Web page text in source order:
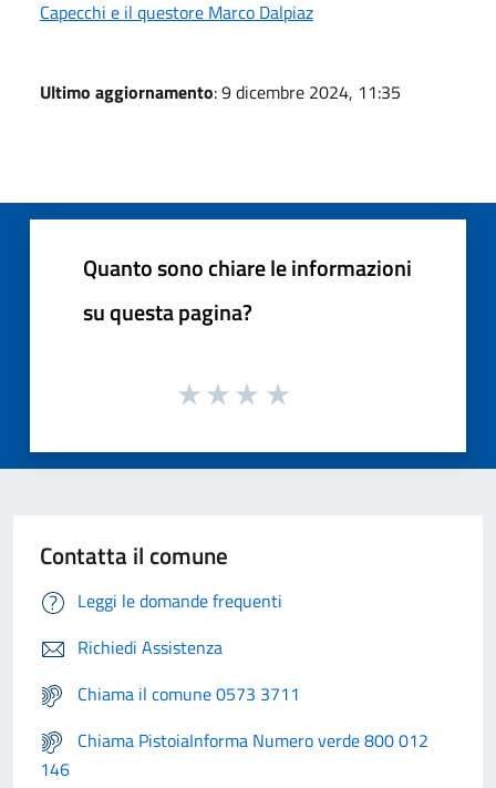
Capecchi e il questore Marco Dalpiaz
Ultimo aggiornamento: 9 dicembre 2024, 11:35
Quanto sono chiare le informazioni
su questa pagina?
Contatta il comune
Leggi le domande frequenti
Richiedi Assistenza
Chiama il comune 0573 3711
Chiama PistoiaInforma Numero verde 800 012
146